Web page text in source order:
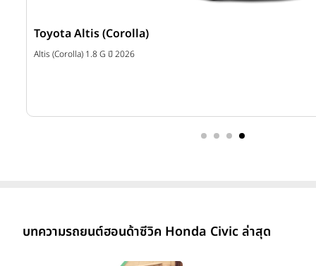
Toyota Altis (Corolla)
Altis (Corolla) 1.8 G ปี 2026
บทความรถยนต์ฮอนด้าซีวิค Honda Civic ล่าสุด